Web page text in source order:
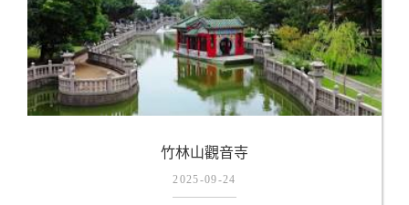
竹林山觀音寺
2025-09-24